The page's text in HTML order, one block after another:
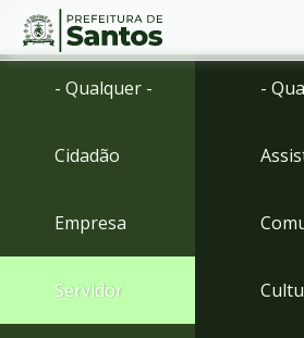
Ir
menu
para
Conteúdo
- Qualquer -
Cidadão
Empresa
Servidor
-